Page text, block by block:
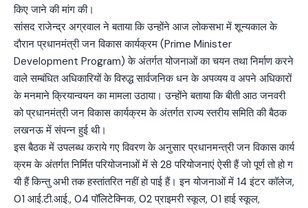
किए जाने की मांग की।
सांसद राजेन्द्र अग्रवाल ने बताया कि उन्होंने आज लोकसभा में शून्यकाल के
दौरान प्रधानमंत्री जन विकास कार्यक्रम (Prime Minister
Development Program) के अंतर्गत योजनाओं का चयन तथा निर्माण करने
वाले सम्बंधित अधिकारियों के विरुद्ध सार्वजनिक धन के अपव्यय व अपने अधिकारों
के मनमाने क्रियान्वयन का मामला उठाया। उन्होंने बताया कि बीती आठ जनवरी
को प्रधानमंत्री जन विकास कार्यक्रम के अंतर्गत राज्य स्तरीय समिति की बैठक
लखनऊ में संपन्न हुई थी।
इस बैठक में उपलब्ध कराये गए विवरण के अनुसार प्रधानमन्त्री जन विकास कार्य
क्रम के अंतर्गत निर्मित परियोजनाओं में से 28 परियोजनाएं ऐसी हैं जो पूर्ण तो हो ग
यी हैं किन्तु अभी तक हस्तांतरित नहीं हो पाई हैं। इन योजनाओं में 14 इंटर कॉलेज,
01 आई.टी.आई., 04 पॉलिटेक्निक, 02 प्राइमरी स्कूल, 01 हाई स्कूल,